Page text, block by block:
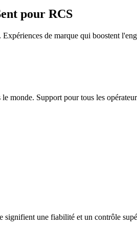
pour RCS
de marque qui boostent
monde. Support pour tous les
une fiabilité et un contrôle